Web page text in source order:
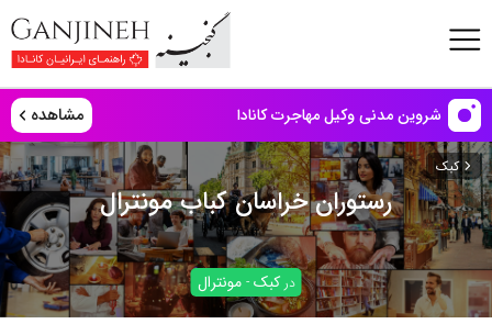
شروین مدنی وکیل مهاجرت کانادا مشاهده
کبک
رستوران خراسان کباب مونترال
درکبک -مونترال